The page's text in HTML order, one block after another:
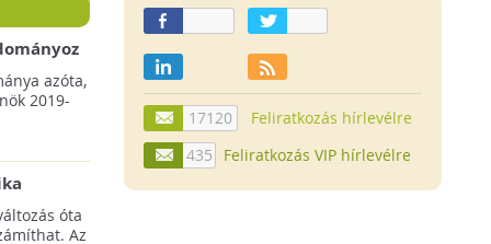
azóta,
2019-
óta
Az
17120
Feliratkozás hírlevélre
435
Feliratkozás VIP hírlevélre